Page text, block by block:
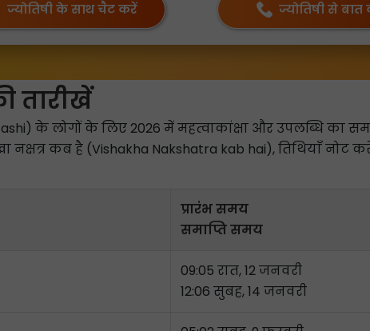
ज्योतिषी के साथ चैट करें ज्योतिषी से बात
तारीखें
Rashi) के लोगों के लिए 2026 में महत्वाकांक्षा और उपलब्धि
नक्षत्र कब है (Vishakha Nakshatra kab hai), तिथियाँ नोट
प्रारंभ समय
समाप्ति समय
09:05 रात, 12 जनवरी
12:06 सुबह, 14 जनवरी